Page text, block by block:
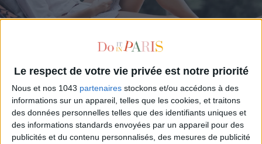
Le respect de votre vie privée est notre priorité
Nous et nos 1043 partenaires stockons et/ou accédons à des
informations sur un appareil, telles que les cookies, et traitons
des données personnelles telles que des identifiants uniques et
des informations standards envoyées par un appareil pour des
publicités et du contenu personnalisés, des mesures de publicité
5 BONS ROMANS EN FORMAT POCHE À DÉVORER CET ÉTÉ